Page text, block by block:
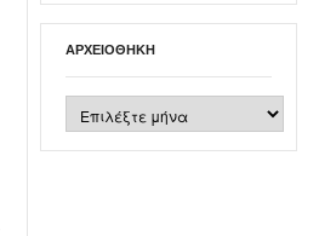
ΑΡΧΕΙΟΘΉΚΗ